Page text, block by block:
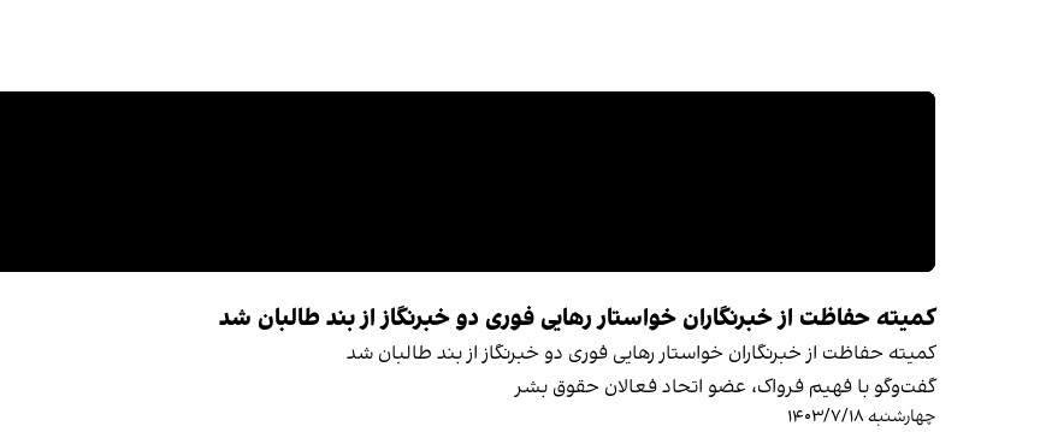
کمیته حفاظت از خبرنگاران خواستار رهایی فوری دو خبرنگاز از بند طالبان شد
کمیته حفاظت از خبرنگاران خواستار رهایی فوری دو خبرنگاز از بند طالبان شد
گفت‌وگو با فهیم فرواک، عضو اتحاد فعالان حقوق بشر
چهارشنبه ۱۴۰۳/۷/۱۸